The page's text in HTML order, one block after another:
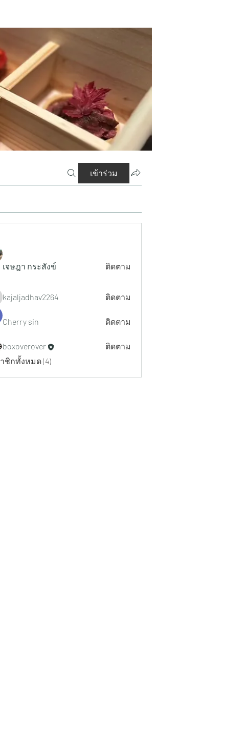
เข้าร่วม
เจษฎา กระสังข์ ติดตาม
kajaljadhav2264 ติดตาม
Cherry sin ติดตาม
boxoverover
ติดตาม
ชิกทั้งหมด (4)